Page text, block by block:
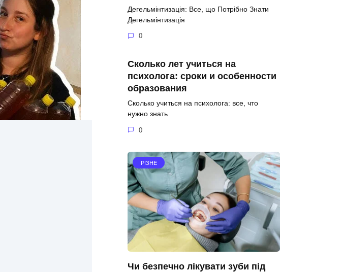
Дегельмінтизація: Все, що Потрібно Знати
Дегельмінтизація
0
Сколько лет учиться на
психолога: сроки и особенности
образования
Сколько учиться на психолога: все, что
нужно знать
0
РІЗНЕ
Чи безпечно лікувати зуби під